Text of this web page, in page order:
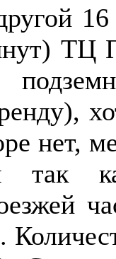
ТЦ
нет,
так